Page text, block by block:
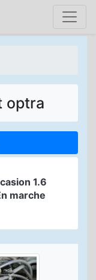
optra
1.6
marche